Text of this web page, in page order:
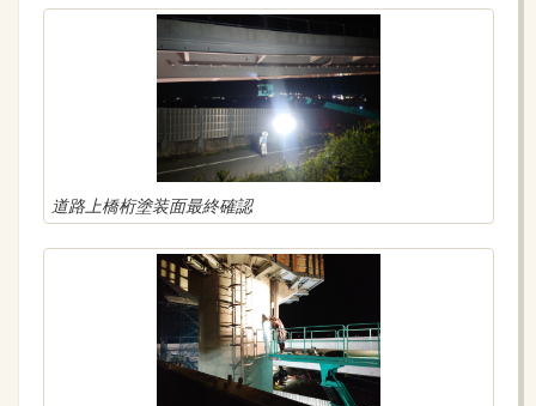
6/17(月)～6/23(日)の週間工程表
2024年06月07日
6/10(月)～6/16(日)の週間工程表
道路上橋桁塗装面最終確認